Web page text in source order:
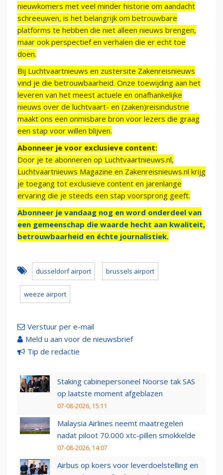
nieuwkomers met veel minder historie om aandacht
schreeuwen, is het belangrijk om betrouwbare
platforms te hebben die niet alleen nieuws brengen,
maar ook perspectief en verhalen die er echt toe
doen.
Bij Luchtvaartnieuws en zustersite Zakenreisnieuws
vind je die betrouwbaarheid. Onze toewijding aan het
leveren van het meest actuele en onafhankelijke
nieuws over de luchtvaart- en (zaken)reisindustrie
maakt ons een onmisbare bron voor lezers die graag
een stap voor willen blijven.
Abonneer je voor exclusieve content:
Door je te abonneren op Luchtvaartnieuws.nl,
Luchtvaartnieuws Magazine en Zakenreisnieuws.nl krijg
je toegang tot exclusieve content en jarenlange
ervaring die je steeds een stap voorsprong geeft.
Abonneer je vandaag nog en word onderdeel van
een gemeenschap die waarde hecht aan kwaliteit,
betrouwbaarheid en échte journalistiek.
dusseldorf airport brussels airport
weeze airport
Verstuur per e-mail
Meld u aan voor de nieuwsbrief
Tip de redactie
Staking cabinepersoneel Noorse tak SAS
op laatste moment afgeblazen
07-08-2026, 15:11
Malaysia Airlines neemt maatregelen
nadat piloot 70.000 xtc-pillen smokkelde
07-08-2026, 14:07
Airbus op koers voor leverdoelstelling en